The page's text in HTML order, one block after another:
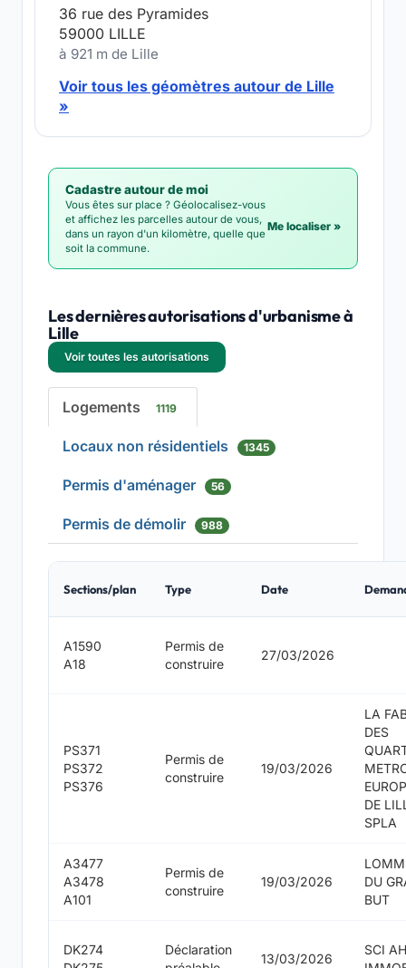
36 rue des Pyramides
59000 LILLE
à 921 m de Lille
Voir tous les géomètres autour de Lille
»
Cadastre autour de moi
Vous êtes sur place ? Géolocalisez-vous
et affichez les parcelles autour de vous,
dans un rayon d'un kilomètre, quelle que
soit la commune.
Me localiser »
Les dernières autorisations d'urbanisme à
Lille
Voir toutes les autorisations
Logements 1119
Locaux non résidentiels 1345
Permis d'aménager 56
Permis de démolir 988
Sections/plan Type Date
A1590
A18
Permis de
construire
27/03/2026
PS371
PS372
PS376
Permis de
construire
19/03/2026
LA
DES
DE
SPLA
A3477
A3478
A101
Permis de
construire
19/03/2026
DU
BUT
DK274
Déclaration
13/03/2026
SCI AH